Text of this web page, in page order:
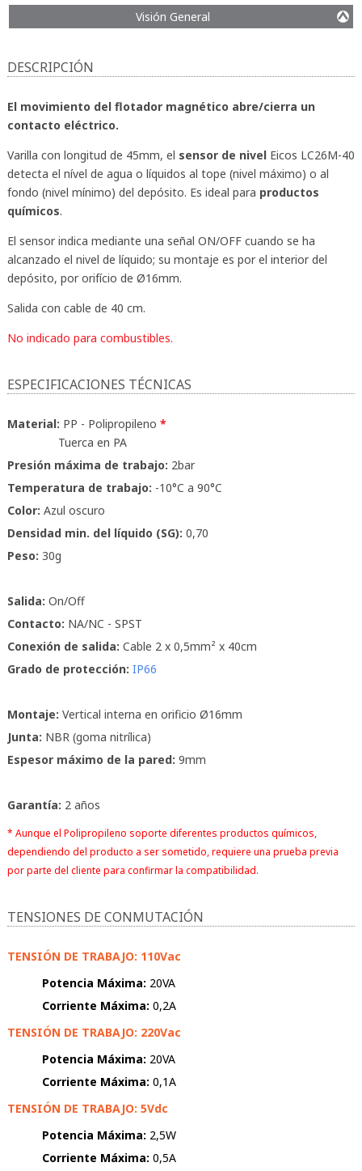
Visión General
DESCRIPCIÓN
El movimiento del flotador magnético abre/cierra un
contacto eléctrico.
Varilla con longitud de 45mm, el sensor de nivelEicos LC26M-40
detecta el nível de agua o líquidos al tope (nivel máximo) o al
fondo (nivel mínimo) del depósito. Es ideal para productos
químicos.
El sensor indica mediante una señal ON/OFF cuando se ha
alcanzado el nivel de líquido; su montaje es por el interior del
depósito, por orifício de Ø16mm.
Salida con cable de 40 cm.
No indicado para combustibles.
ESPECIFICACIONES TÉCNICAS
Material: PP - Polipropileno *
Tuerca en PA
Presión máxima de trabajo: 2bar
Temperatura de trabajo: -10°C a 90°C
Color: Azul oscuro
Densidad min. del líquido (SG): 0,70
Peso: 30g
Salida: On/Off
Contacto: NA/NC - SPST
Conexión de salida: Cable 2 x 0,5mm² x 40cm
Grado de protección: IP66
Montaje: Vertical interna en orificio Ø16mm
Junta: NBR (goma nitrílica)
Espesor máximo de la pared: 9mm
Garantía: 2 años
* Aunque el Polipropileno soporte diferentes productos químicos,
dependiendo del producto a ser sometido, requiere una prueba previa
por parte del cliente para confirmar la compatibilidad.
TENSIONES DE CONMUTACIÓN
TENSIÓN DE TRABAJO: 110Vac
Potencia Máxima: 20VA
Corriente Máxima: 0,2A
TENSIÓN DE TRABAJO: 220Vac
Potencia Máxima: 20VA
Corriente Máxima: 0,1A
TENSIÓN DE TRABAJO: 5Vdc
Potencia Máxima: 2,5W
Corriente Máxima: 0,5A